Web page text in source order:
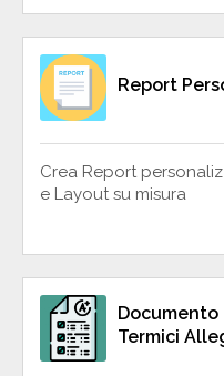
Report
Crea Report
e Layout su misura
Documento
Termici